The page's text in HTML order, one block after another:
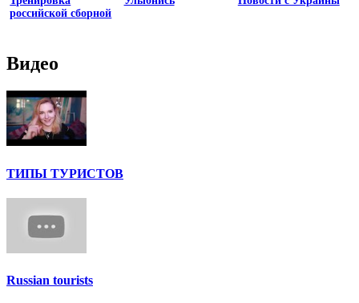
российской сборной
Видео
ТИПЫ ТУРИСТОВ
Russian tourists